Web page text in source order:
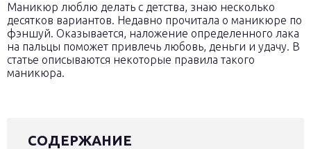
Маникюр люблю делать с детства, знаю несколько
десятков вариантов. Недавно прочитала о маникюре по
фэншуй. Оказывается, наложение определенного лака
на пальцы поможет привлечь любовь, деньги и удачу. В
статье описываются некоторые правила такого
маникюра.
СОДЕРЖАНИЕ